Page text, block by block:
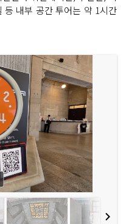
등 내부 공간 투어는 약 1시간